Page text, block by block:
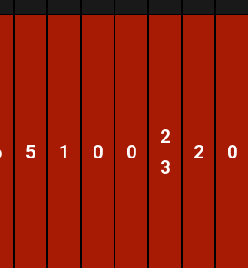
5 1 0 0
2
3
2 0